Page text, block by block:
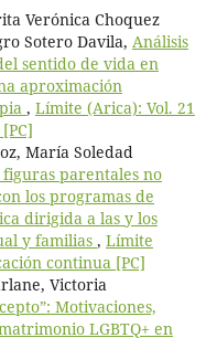
Verónica Choquez
Sotero Davila, Análisis
sentido de vida en
aproximación
, Límite (Arica): Vol. 21
María Soledad
parentales no
los programas de
dirigida a las y los
y familias , Límite
continua [PC]
Victoria
Motivaciones,
LGBTQ+ en